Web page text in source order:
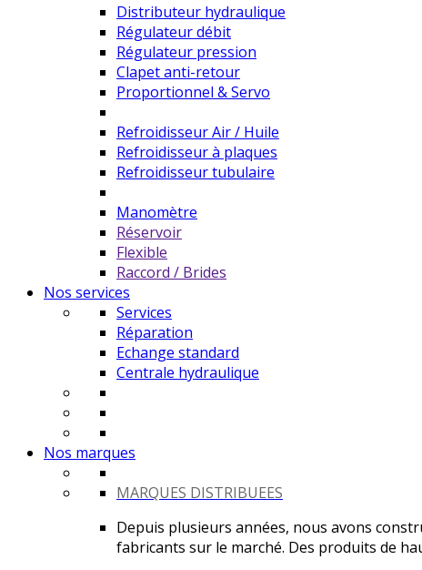
Distributeur hydraulique
Régulateur débit
Régulateur pression
Clapet anti-retour
Proportionnel & Servo
Refroidisseur Air / Huile
Refroidisseur à plaques
Refroidisseur tubulaire
Manomètre
Réservoir
Flexible
Raccord / Brides
Nos services
Services
Réparation
Echange standard
Centrale hydraulique
Nos marques
MARQUES DISTRIBUEES
Depuis plusieurs années, nous avons
fabricants sur le marché. Des produits de